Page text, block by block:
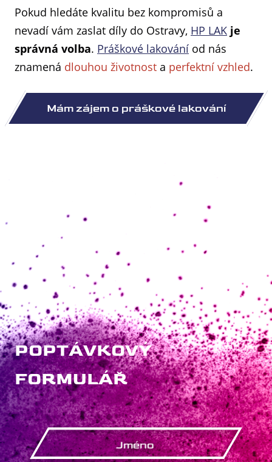
Pokud hledáte kvalitu bez kompromisů a
nevadí vám zaslat díly do Ostravy, HP LAK je
správná volba. Práškové lakování od nás
znamená dlouhou životnost a perfektní vzhled.
POPTÁVKOVÝ
FORMULÁŘ